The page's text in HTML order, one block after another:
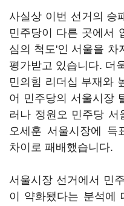
사실상 이번 선거의 승
민주당이 다른 곳에서
심의 척도'인 서울을 차
평가받고 있습니다. 더
민의힘 리더십 부재와
어 민주당의 서울시장
러나 정원오 민주당 서
오세훈 서울시장에 득
차이로 패배했습니다.
서울시장 선거에서 민
이 약화됐다는 분석에